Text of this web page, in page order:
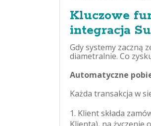
Kluczowe
integracja
Gdy systemy zaczną
diametralnie. Co
Automatyczne
Każda transakcja w
Klient składa